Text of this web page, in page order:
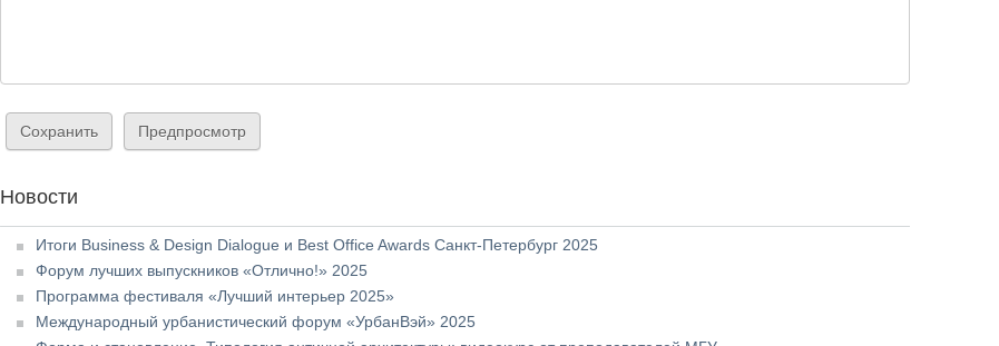
Новости
Итоги Business & Design Dialogue и Best Office Awards Санкт-Петербург 2025
Форум лучших выпускников «Отлично!» 2025
Программа фестиваля «Лучший интерьер 2025»
Международный урбанистический форум «УрбанВэй» 2025